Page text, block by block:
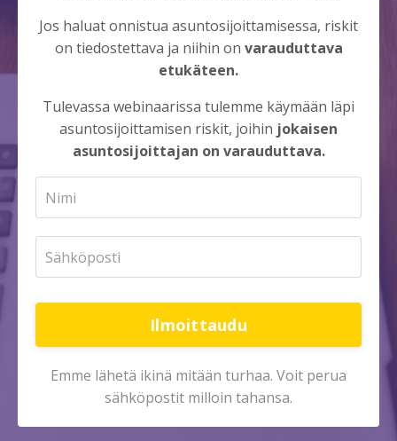
Jos haluat onnistua asuntosijoittamisessa, riskit
on tiedostettava ja niihin on varauduttava
etukäteen.
Tulevassa webinaarissa tulemme käymään läpi
asuntosijoittamisen riskit, joihin jokaisen
asuntosijoittajan on varauduttava.
Ilmoittaudu
Emme lähetä ikinä mitään turhaa. Voit perua
sähköpostit milloin tahansa.